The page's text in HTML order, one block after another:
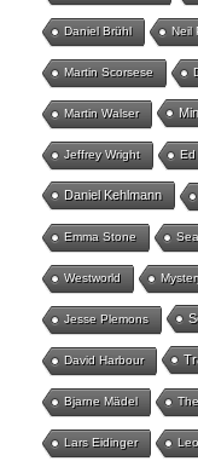
Daniel Brühl Neil
Martin Scorsese
Martin Walser
Jeffrey Wright Ed
Daniel Kehlmann
Emma Stone
Westworld
Jesse Plemons
David Harbour
Bjarne Mädel
Lars Eidinger